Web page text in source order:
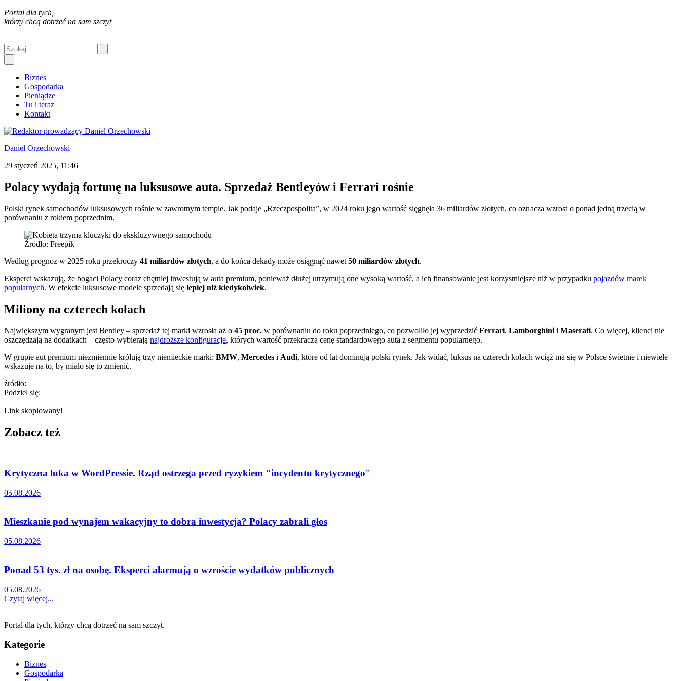
Portal dla tych,
którzy chcą dotrzeć na sam szczyt
Biznes
Gospodarka
Pieniądze
Tu i teraz
Kontakt
Daniel Orzechowski
29 styczeń 2025, 11:46
Polacy wydają fortunę na luksusowe auta. Sprzedaż Bentleyów i Ferrari rośnie
Polski rynek samochodów luksusowych rośnie w zawrotnym tempie. Jak podaje „Rzeczpospolita”, w 2024 roku jego wartość sięgnęła 36 miliardów złotych, co oznacza wzrost o ponad jedną trzecią w
porównaniu z rokiem poprzednim.
Źródło: Freepik
Według prognoz w 2025 roku przekroczy 41 miliardów złotych, a do końca dekady może osiągnąć nawet 50 miliardów złotych.
Eksperci wskazują, że bogaci Polacy coraz chętniej inwestują w auta premium, ponieważ dłużej utrzymują one wysoką wartość, a ich finansowanie jest korzystniejsze niż w przypadku pojazdów marek
popularnych. W efekcie luksusowe modele sprzedają się lepiej niż kiedykolwiek.
Miliony na czterech kołach
Największym wygranym jest Bentley – sprzedaż tej marki wzrosła aż o 45 proc. w porównaniu do roku poprzedniego, co pozwoliło jej wyprzedzić Ferrari, Lamborghini i Maserati. Co więcej, klienci nie
oszczędzają na dodatkach – często wybierają najdroższe konfiguracje, których wartość przekracza cenę standardowego auta z segmentu popularnego.
W grupie aut premium niezmiennie królują trzy niemieckie marki: BMW, Mercedes i Audi, które od lat dominują polski rynek. Jak widać, luksus na czterech kołach wciąż ma się w Polsce świetnie i niewiele
wskazuje na to, by miało się to zmienić.
źródło:
Podziel się:
Link skopiowany!
Zobacz też
Krytyczna luka w WordPressie. Rząd ostrzega przed ryzykiem "incydentu krytycznego"
05.08.2026
Mieszkanie pod wynajem wakacyjny to dobra inwestycja? Polacy zabrali głos
05.08.2026
Ponad 53 tys. zł na osobę. Eksperci alarmują o wzroście wydatków publicznych
05.08.2026
Czytaj więcej...
Portal dla tych, którzy chcą dotrzeć na sam szczyt.
Kategorie
Biznes
Gospodarka